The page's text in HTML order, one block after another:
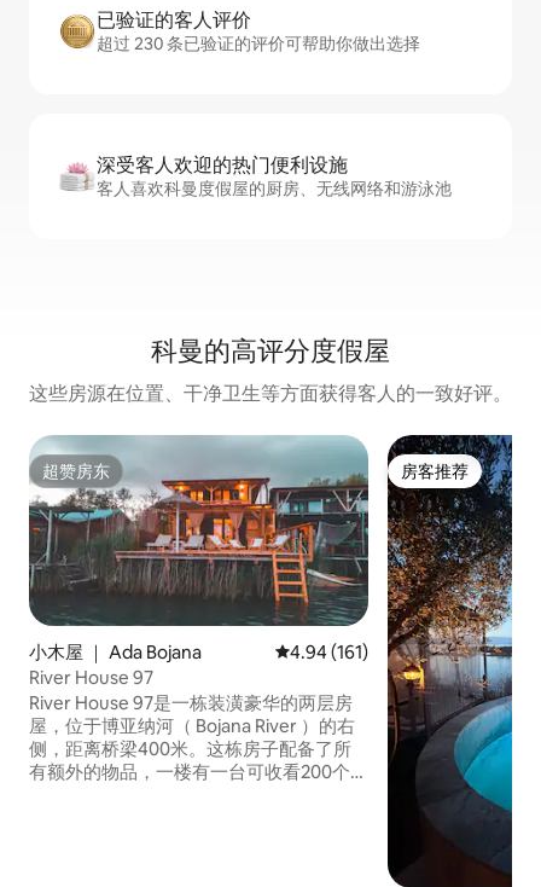
已验证的客人评价
超过 230 条已验证的评价可帮助你做出选择
深受客人欢迎的热门便利设施
客人喜欢科曼度假屋的厨房、无线网络和游泳池
科曼的高评分度假屋
这些房源在位置、干净卫生等方面获得客人的一致好评。
超赞房东
超赞房东
小木屋 ｜ Ada Bojana 平均评分 4.94 分（满分 5 分），
4.94 (161)
River House 97
River House 97是一栋装潢豪华的两层房
屋，位于博亚纳河（ Bojana River ）的右
侧，距离桥梁400米。这栋房子配备了所
有额外的物品，一楼有一台可收看200个频
房客推荐
房客推荐